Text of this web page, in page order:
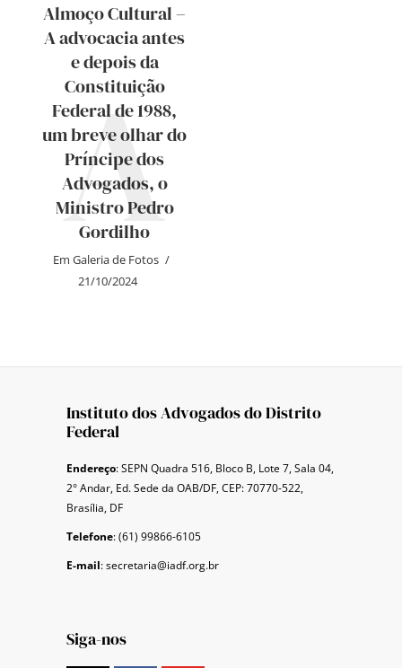
Almoço Cultural –
A advocacia antes
e depois da
Constituição
Federal de 1988,
um breve olhar do
Príncipe dos
Advogados, o
Ministro Pedro
Gordilho
Em Galeria de Fotos
21/10/2024
A
Instituto dos Advogados do Distrito
Federal
Endereço: SEPN Quadra 516, Bloco B, Lote 7, Sala 04,
2° Andar, Ed. Sede da OAB/DF, CEP: 70770-522,
Brasília, DF
Telefone: (61) 99866-6105
E-mail: secretaria@iadf.org.br
Siga-nos